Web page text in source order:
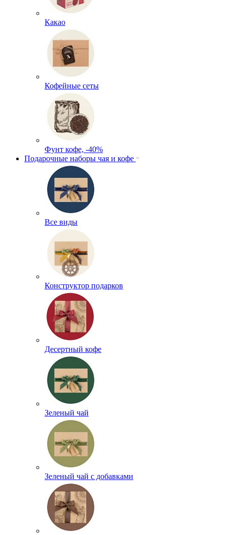
Какао
Кофейные сеты
Фунт кофе, -40%
Подарочные наборы чая и кофе
Все виды
Конструктор подарков
Десертный кофе
Зеленый чай
Зеленый чай с добавками